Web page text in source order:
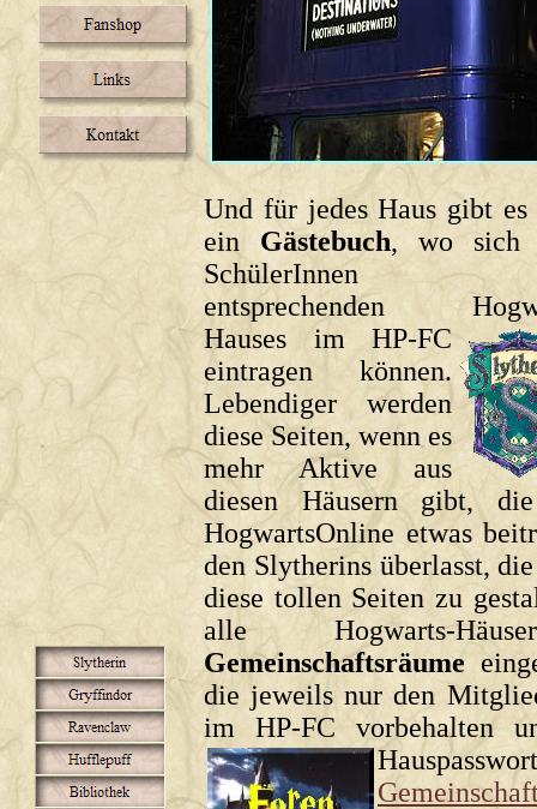
Und für jedes Haus gibt es
ein Gästebuch, wo sich
SchülerInnen
entsprechenden
Hauses im HP-FC
eintragen können.
Lebendiger werden
diese Seiten, wenn es
mehr Aktive aus
diesen Häusern gibt,
HogwartsOnline etwas
den Slytherins überlasst,
diese tollen Seiten zu
alle Hogwarts-
Gemeinschaftsräume
die jeweils nur den
im HP-FC vorbehalten